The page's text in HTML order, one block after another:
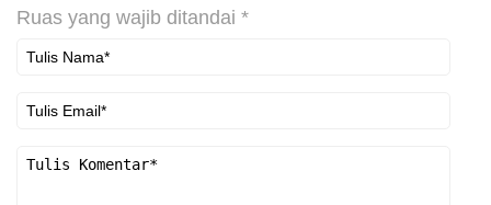
Ruas yang wajib ditandai *